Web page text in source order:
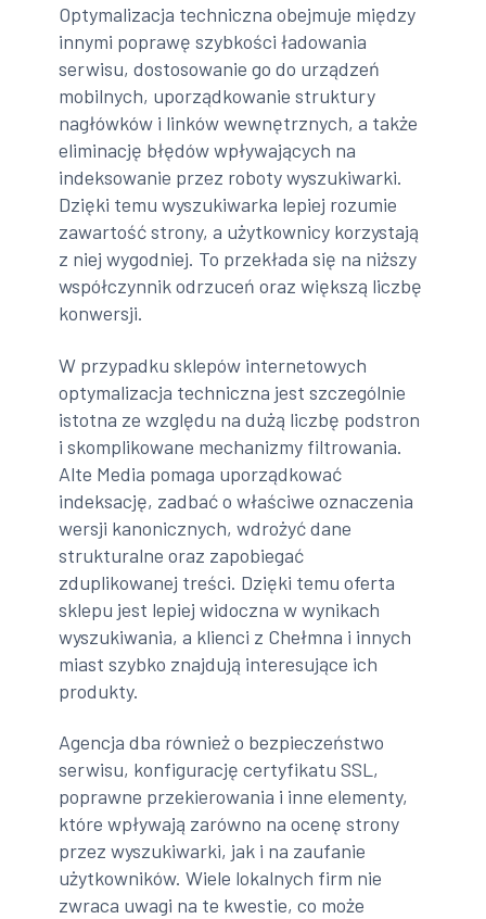
Optymalizacja techniczna obejmuje między
innymi poprawę szybkości ładowania
serwisu, dostosowanie go do urządzeń
mobilnych, uporządkowanie struktury
nagłówków i linków wewnętrznych, a także
eliminację błędów wpływających na
indeksowanie przez roboty wyszukiwarki.
Dzięki temu wyszukiwarka lepiej rozumie
zawartość strony, a użytkownicy korzystają
z niej wygodniej. To przekłada się na niższy
współczynnik odrzuceń oraz większą liczbę
konwersji.
W przypadku sklepów internetowych
optymalizacja techniczna jest szczególnie
istotna ze względu na dużą liczbę podstron
i skomplikowane mechanizmy filtrowania.
Alte Media pomaga uporządkować
indeksację, zadbać o właściwe oznaczenia
wersji kanonicznych, wdrożyć dane
strukturalne oraz zapobiegać
zduplikowanej treści. Dzięki temu oferta
sklepu jest lepiej widoczna w wynikach
wyszukiwania, a klienci z Chełmna i innych
miast szybko znajdują interesujące ich
produkty.
Agencja dba również o bezpieczeństwo
serwisu, konfigurację certyfikatu SSL,
poprawne przekierowania i inne elementy,
które wpływają zarówno na ocenę strony
przez wyszukiwarki, jak i na zaufanie
użytkowników. Wiele lokalnych firm nie
zwraca uwagi na te kwestie, co może